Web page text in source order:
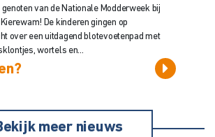
van de Nationale Modderweek bij
De kinderen gingen op
over een uitdagend blotevoetenpad met
wortels en...
meer nieuws